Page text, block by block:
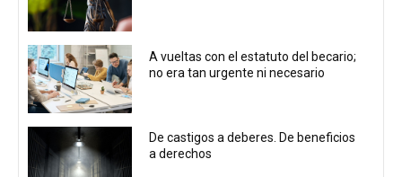
A vueltas con el estatuto del becario;
no era tan urgente ni necesario
De castigos a deberes. De beneficios
a derechos